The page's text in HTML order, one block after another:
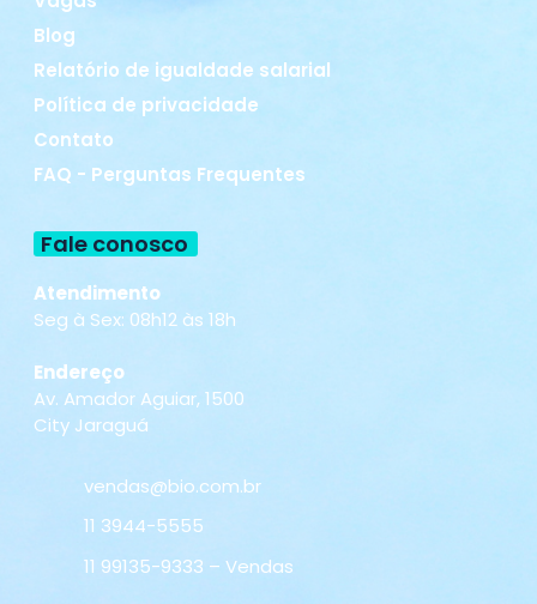
Blog
Relatório de igualdade salarial
Política de privacidade
Contato
FAQ - Perguntas Frequentes
Fale conosco
Atendimento
Seg à Sex: 08h12 às 18h
Endereço
Av. Amador Aguiar, 1500
City Jaraguá
vendas@bio.com.br
11 3944-5555
11 99135-9333 – Vendas